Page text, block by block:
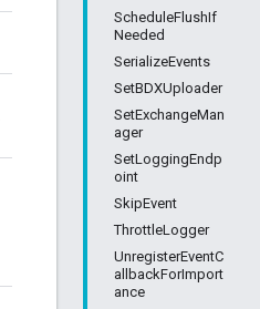
ScheduleFlushIf
Needed
SerializeEvents
SetBDXUploader
SetExchangeMan
ager
SetLoggingEndp
oint
SkipEvent
ThrottleLogger
UnregisterEventC
allbackForImport
ance